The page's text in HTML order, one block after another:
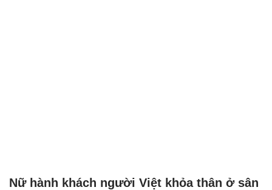
Nữ hành khách người Việt khỏa thân ở sân